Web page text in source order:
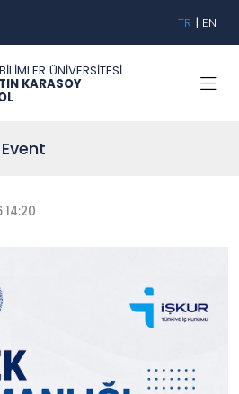
TR | EN
ÜNİVERSİTESİ
KARASOY
14:20